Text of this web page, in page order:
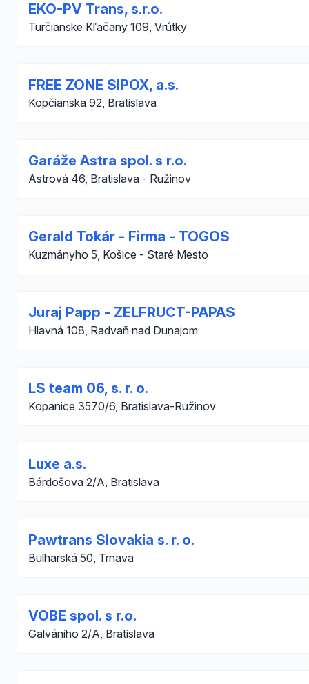
EKO-PV Trans, s.r.o.
Turčianske Kľačany 109, Vrútky
FREE ZONE SIPOX, a.s.
Kopčianska 92, Bratislava
Garáže Astra spol. s r.o.
Astrová 46, Bratislava - Ružinov
Gerald Tokár - Firma - TOGOS
Kuzmányho 5, Košice - Staré Mesto
Juraj Papp - ZELFRUCT-PAPAS
Hlavná 108, Radvaň nad Dunajom
LS team 06, s. r. o.
Kopanice 3570/6, Bratislava-Ružinov
Luxe a.s.
Bárdošova 2/A, Bratislava
Pawtrans Slovakia s. r. o.
Bulharská 50, Trnava
VOBE spol. s r.o.
Galvániho 2/A, Bratislava